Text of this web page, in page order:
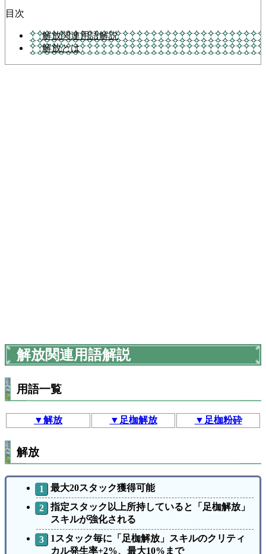
目次
解放関連用語解説
解放とは
解放関連用語解説
用語一覧
▼解放 ▼ 足枷解放 ▼ 足枷粉砕
解放
最大20スタック獲得可能
指定スタック以上所持していると「足枷解放」
スキルが強化される
1スタック毎に「足枷解放」スキルのクリティ
カル発生率+2%、最大10%まで